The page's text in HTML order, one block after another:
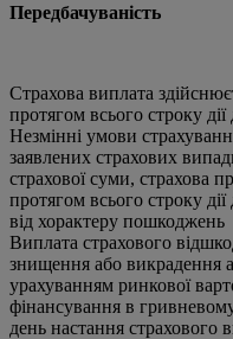
Передбачуваність
Страхова виплата
протягом всього строку
Незмінні умови
заявлених страхових
страхової суми, страхова
протягом всього строку
від хорактеру пошкоджень
Виплата страхового
знищення або викрадення
урахуванням ринкової
фінансування в
день настання страхового